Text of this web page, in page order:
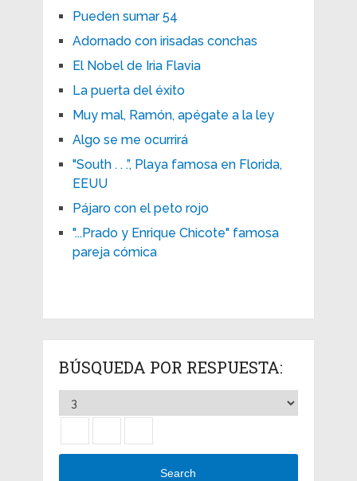
Pueden sumar 54
Adornado con irisadas conchas
El Nobel de Iria Flavia
La puerta del éxito
Muy mal, Ramón, apégate a la ley
Algo se me ocurrirá
"South . . .”, Playa famosa en Florida,
EEUU
Pájaro con el peto rojo
"...Prado y Enrique Chicote" famosa
pareja cómica
BÚSQUEDA POR RESPUESTA:
Search